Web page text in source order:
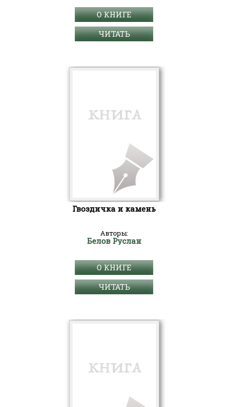
О КНИГЕ
ЧИТАТЬ
Гвоздичка и камень
Авторы:
Белов Руслан
О КНИГЕ
ЧИТАТЬ